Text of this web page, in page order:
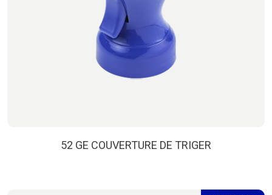
52 GE COUVERTURE DE TRIGER